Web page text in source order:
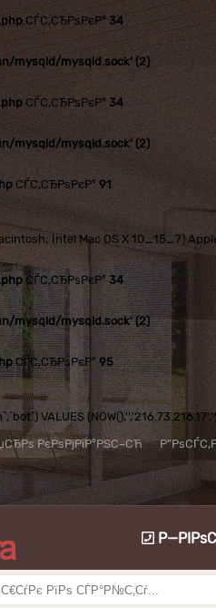
СЃС‚СЂРѕРєР° 34
mysqld/mysqld.sock' (2)
СЃС‚СЂРѕРєР° 34
mysqld/mysqld.sock' (2)
СЃС‚СЂРѕРєР° 91
Intel Mac OS X 10_15_7)
СЃС‚СЂРѕРєР° 34
mysqld/mysqld.sock' (2)
СЃС‚СЂРѕРєР° 95
VALUES
РєРѕРјРїР°РЅС–СЋ